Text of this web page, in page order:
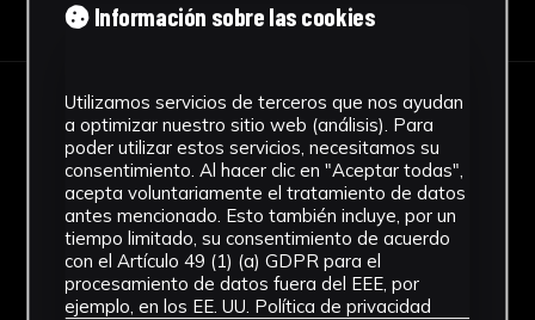
IMÁGENES
Información sobre las cookies
Utilizamos servicios de terceros que nos ayudan
a optimizar nuestro sitio web (análisis). Para
poder utilizar estos servicios, necesitamos su
consentimiento. Al hacer clic en "Aceptar todas",
acepta voluntariamente el tratamiento de datos
antes mencionado. Esto también incluye, por un
tiempo limitado, su consentimiento de acuerdo
con el Artículo 49 (1) (a) GDPR para el
procesamiento de datos fuera del EEE, por
ejemplo, en los EE. UU. Política de privacidad